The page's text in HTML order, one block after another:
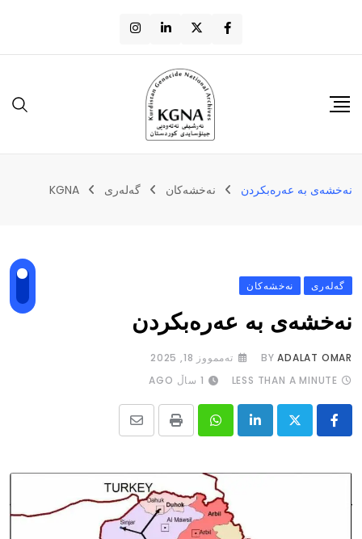
نەخشەی بە عەرەبکردن نه‌خشه‌کان گەلەری KGNA
گەلەری نه‌خشه‌کان
نەخشەی بە عەرەبکردن
BYADALAT OMAR
تەممووز 18, 2025
LESS THAN A MINUTE
1 ساڵ AGO